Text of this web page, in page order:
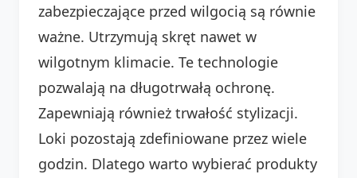
zabezpieczające przed wilgocią są równie
ważne. Utrzymują skręt nawet w
wilgotnym klimacie. Te technologie
pozwalają na długotrwałą ochronę.
Zapewniają również trwałość stylizacji.
Loki pozostają zdefiniowane przez wiele
godzin. Dlatego warto wybierać produkty